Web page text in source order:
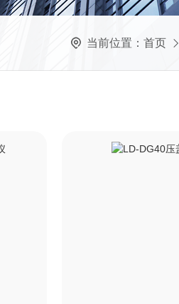
当前位置： 首页